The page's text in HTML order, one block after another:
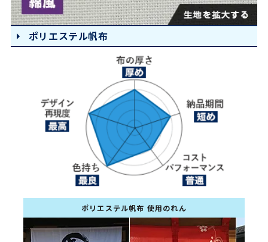
ポリエステル帆布
ポリエステル帆布 使用のれん